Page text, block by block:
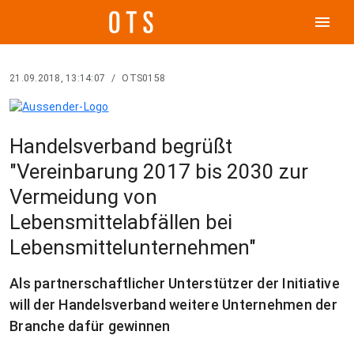
menu
21.09.2018, 13:14:07 / OTS0158
Handelsverband begrüßt
"Vereinbarung 2017 bis 2030 zur
Vermeidung von
Lebensmittelabfällen bei
Lebensmittelunternehmen"
Als partnerschaftlicher Unterstützer der Initiative
will der Handelsverband weitere Unternehmen der
Branche dafür gewinnen